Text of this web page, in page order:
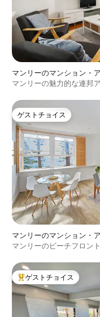
マンリーのマンション・
マンリーの魅力的な連邦
ゲストチョイス
ゲストチョイス
マンリーのマンション・
マンリーのビーチフロン
大好評のゲストチョイスで
ゲストチョイス